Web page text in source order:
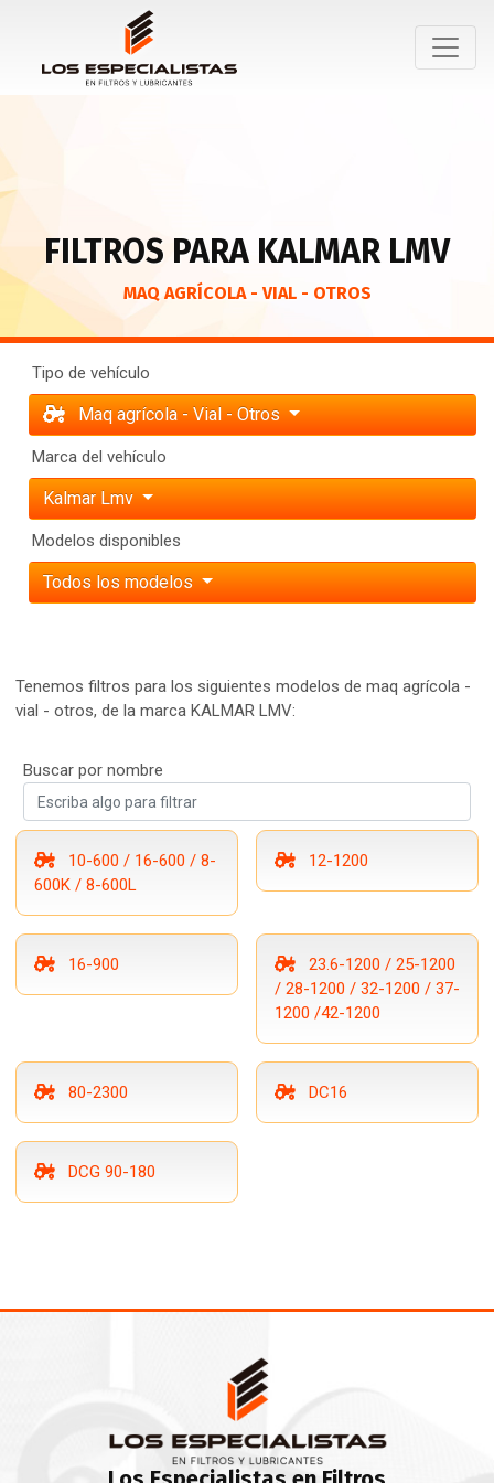
FILTROS PARA KALMAR LMV
MAQ AGRÍCOLA - VIAL - OTROS
Tipo de vehículo
Maq agrícola - Vial - Otros
Marca del vehículo
Kalmar Lmv
Modelos disponibles
Todos los modelos
Tenemos filtros para los siguientes modelos de maq agrícola -
vial - otros, de la marca KALMAR LMV:
Buscar por nombre
10-600 / 16-600 / 8-
600K / 8-600L
12-1200
16-900
23.6-1200 / 25-1200
/ 28-1200 / 32-1200 / 37-
1200 /42-1200
80-2300 DC16
DCG 90-180